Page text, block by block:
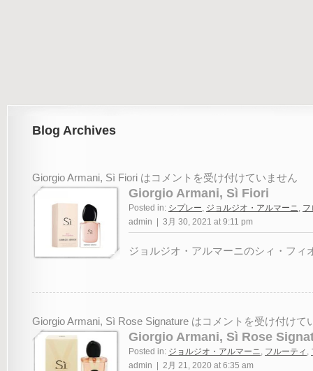
Blog Archives
Giorgio Armani, Sì Fiori はコメントを受け付けていません
Giorgio Armani, Sì Fiori
Posted in: シプレー, ジョルジオ・アルマーニ, フ
admin | 3月 30, 2021 at 9:11 pm
ジョルジオ・アルマーニのシィ・フ
Giorgio Armani, Sì Rose Signature はコメントを受け付けて
Giorgio Armani, Sì Rose
Posted in: ジョルジオ・アルマーニ, フルーティ ,
admin | 2月 21, 2020 at 6:35 am